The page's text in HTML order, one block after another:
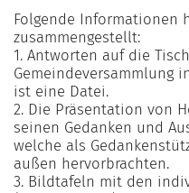
Folgende Informationen
zusammengestellt:
1. Antworten auf die
Gemeindeversammlung
ist eine Datei.
2. Die Präsentation von
seinen Gedanken und
welche als
außen hervorbrachten.
3. Bildtafeln mit den